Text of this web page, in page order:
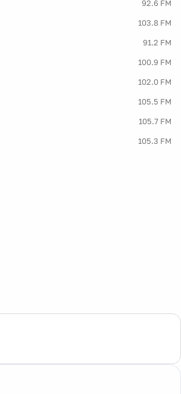
92.6 FM
103.8 FM
91.2 FM
100.9 FM
102.0 FM
105.5 FM
105.7 FM
105.3 FM